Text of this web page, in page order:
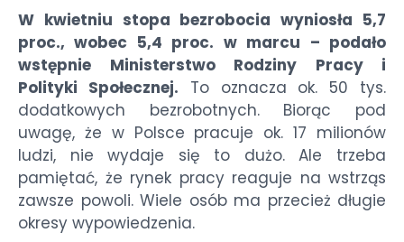
W kwietniu stopa bezrobocia wyniosła 5,7
proc., wobec 5,4 proc. w marcu – podało
wstępnie Ministerstwo Rodziny Pracy i
Polityki Społecznej. To oznacza ok. 50 tys.
dodatkowych bezrobotnych. Biorąc pod
uwagę, że w Polsce pracuje ok. 17 milionów
ludzi, nie wydaje się to dużo. Ale trzeba
pamiętać, że rynek pracy reaguje na wstrząs
zawsze powoli. Wiele osób ma przecież długie
okresy wypowiedzenia.